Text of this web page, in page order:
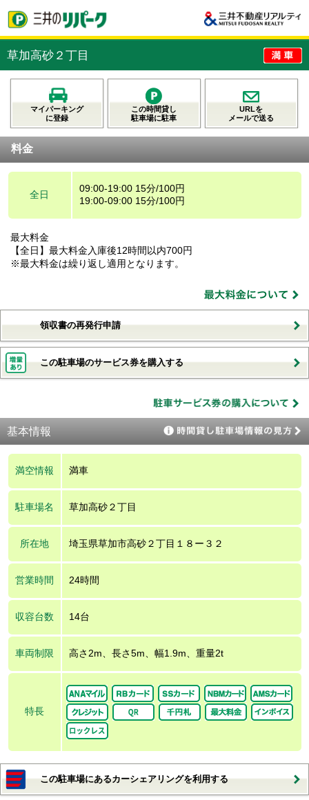
草加高砂２丁目
マイパーキング
に登録
この時間貸し
駐車場に駐車
URLを
メールで送る
料金
全日
09:00-19:00 15分/100円
19:00-09:00 15分/100円
最大料金
【全日】最大料金入庫後12時間以内700円
※最大料金は繰り返し適用となります。
領収書の再発行申請
この駐車場のサービス券を購入する
基本情報
満空情報 満車
駐車場名 草加高砂２丁目
所在地 埼玉県草加市高砂２丁目１８ー３２
営業時間 24時間
収容台数 14台
車両制限 高さ2m、長さ5m、幅1.9m、重量2t
特長
この駐車場にあるカーシェアリングを利用する